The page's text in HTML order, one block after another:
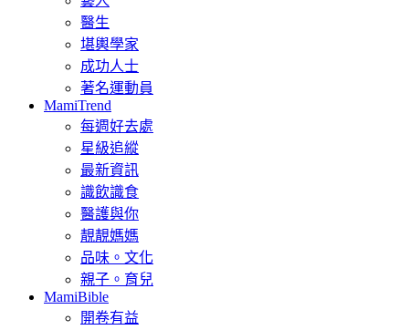
醫生
堪輿學家
成功人士
著名運動員
MamiTrend
每週好去處
星級追縱
最新資訊
識飲識食
醫護與你
靚靚媽媽
品味。文化
親子。育兒
MamiBible
開卷有益